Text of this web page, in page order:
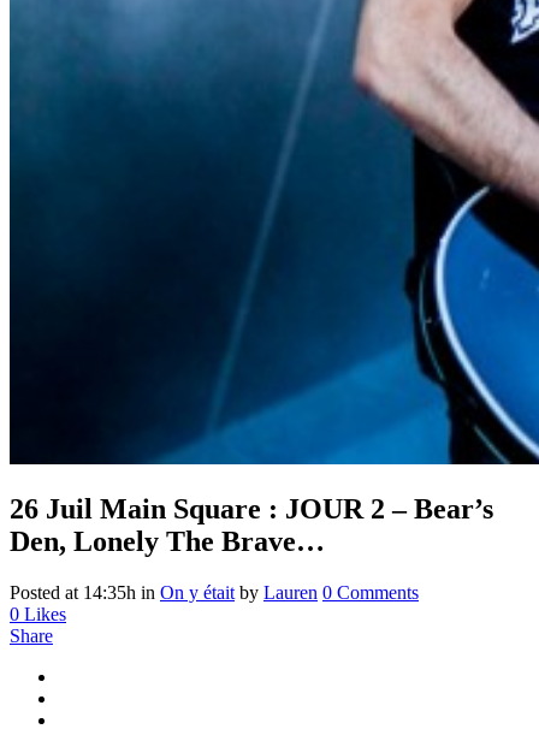
26 Juil Main Square : JOUR 2 – Bear’s
Den, Lonely The Brave…
Posted at 14:35h in On y était by Lauren 0 Comments
0 Likes
Share